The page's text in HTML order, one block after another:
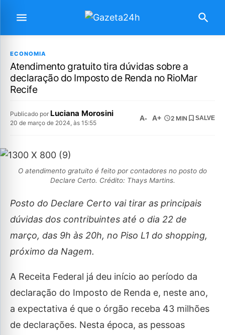
ECONOMIA
Atendimento gratuito tira dúvidas sobre a
declaração do Imposto de Renda no RioMar
Recife
Publicado por Luciana Morosini
20 de março de 2024, às 15:55
A- A+ 2 MIN SALVE
O atendimento gratuito é feito por contadores no posto do
Declare Certo. Crédito: Thays Martins.
Posto do Declare Certo vai tirar as principais
dúvidas dos contribuintes até o dia 22 de
março, das 9h às 20h, no Piso L1 do shopping,
próximo da Nagem.
A Receita Federal já deu início ao período da
declaração do Imposto de Renda e, neste ano,
a expectativa é que o órgão receba 43 milhões
de declarações. Nesta época, as pessoas